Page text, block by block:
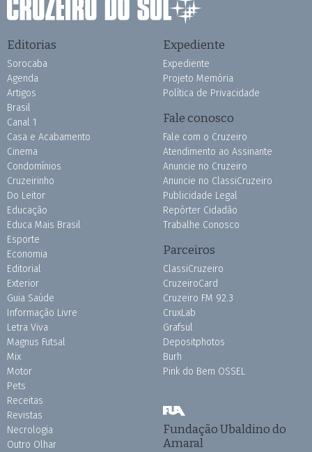
Editorias
Sorocaba
Agenda
Artigos
Brasil
Canal 1
Casa e Acabamento
Cinema
Condomínios
Cruzeirinho
Do Leitor
Educação
Educa Mais Brasil
Esporte
Economia
Editorial
Exterior
Guia Saúde
Informação Livre
Letra Viva
Magnus Futsal
Mix
Motor
Pets
Receitas
Revistas
Necrologia
Outro Olhar
Expediente
Expediente
Projeto Memória
Política de Privacidade
Fale conosco
Fale com o Cruzeiro
Atendimento ao Assinante
Anuncie no Cruzeiro
Anuncie no ClassiCruzeiro
Publicidade Legal
Repórter Cidadão
Trabalhe Conosco
Parceiros
ClassiCruzeiro
CruzeiroCard
Cruzeiro FM 92.3
CruxLab
Grafsul
Depositphotos
Burh
Pink do Bem OSSEL
Fundação Ubaldino do
Amaral